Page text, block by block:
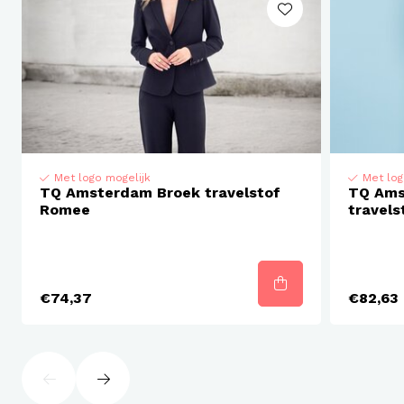
Merk: TQ Amsterdam
Artikelnummer: 00TQ064BM
Artikelgroep: Jacket / Gilet
Collectie: TQ
Seizoen: NOOS (Never Out Of Stock)
Print: Uni
Elastane
Met logo mogelijk
TQ Amsterdam Broek travelstof
Romee
€74,37
Met
TQ
€82,63